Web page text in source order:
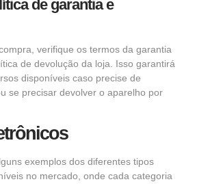
de garantia e
verifique os termos da garantia
de devolução da loja. Isso garantirá
disponíveis caso precise de
se precisar devolver o aparelho por
exemplos dos diferentes tipos
no mercado, onde cada categoria